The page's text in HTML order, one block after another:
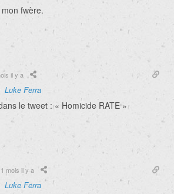
fwère.
il y a
Luke Ferra
le tweet : « Homicide RATE »
1 mois il y a
Luke Ferra